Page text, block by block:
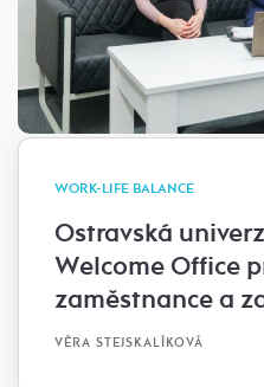
WORK-LIFE BALANCE
Ostravská
Welcome Office
zaměstnance a
VĚRA STEJSKALÍKOVÁ